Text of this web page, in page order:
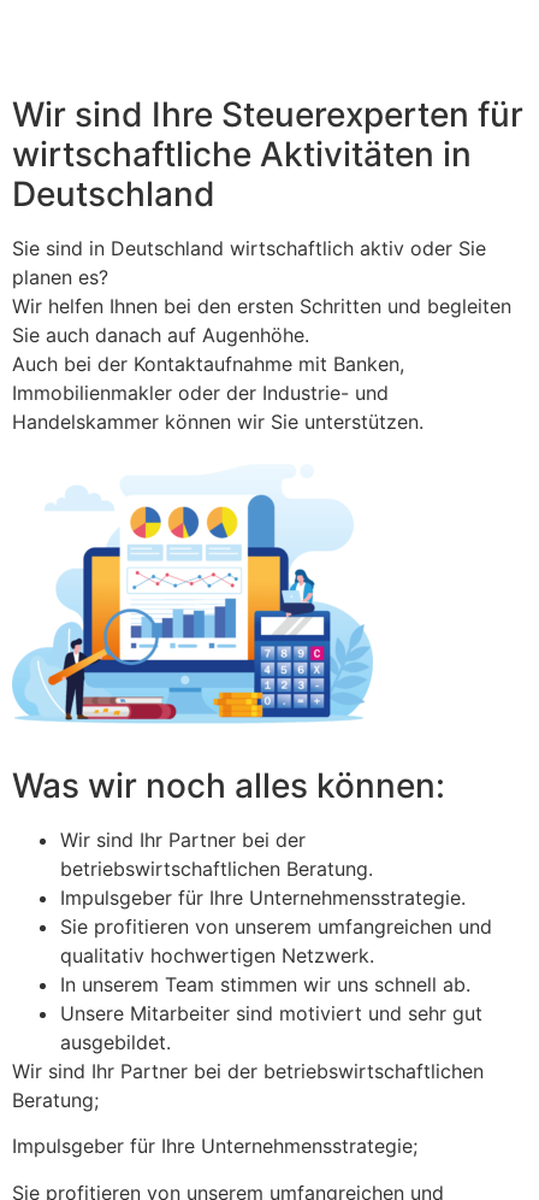
Wir sind Ihre Steuerexperten für
wirtschaftliche Aktivitäten in
Deutschland
Sie sind in Deutschland wirtschaftlich aktiv oder Sie
planen es?
Wir helfen Ihnen bei den ersten Schritten und begleiten
Sie auch danach auf Augenhöhe.
Auch bei der Kontaktaufnahme mit Banken,
Immobilienmakler oder der Industrie- und
Handelskammer können wir Sie unterstützen.
Was wir noch alles können:
Wir sind Ihr Partner bei der
betriebswirtschaftlichen Beratung.
Impulsgeber für Ihre Unternehmensstrategie.
Sie profitieren von unserem umfangreichen und
qualitativ hochwertigen Netzwerk.
In unserem Team stimmen wir uns schnell ab.
Unsere Mitarbeiter sind motiviert und sehr gut
ausgebildet.
Wir sind Ihr Partner bei der betriebswirtschaftlichen
Beratung;
Impulsgeber für Ihre Unternehmensstrategie;
Sie profitieren von unserem umfangreichen und